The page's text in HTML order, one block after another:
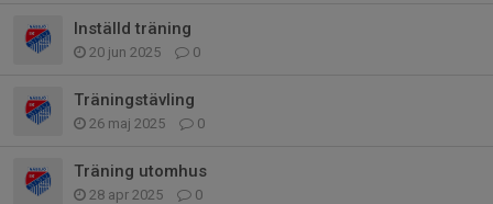
Inställd träning
20 jun 2025 0
Träningstävling
26 maj 2025 0
Träning utomhus
28 apr 2025 0